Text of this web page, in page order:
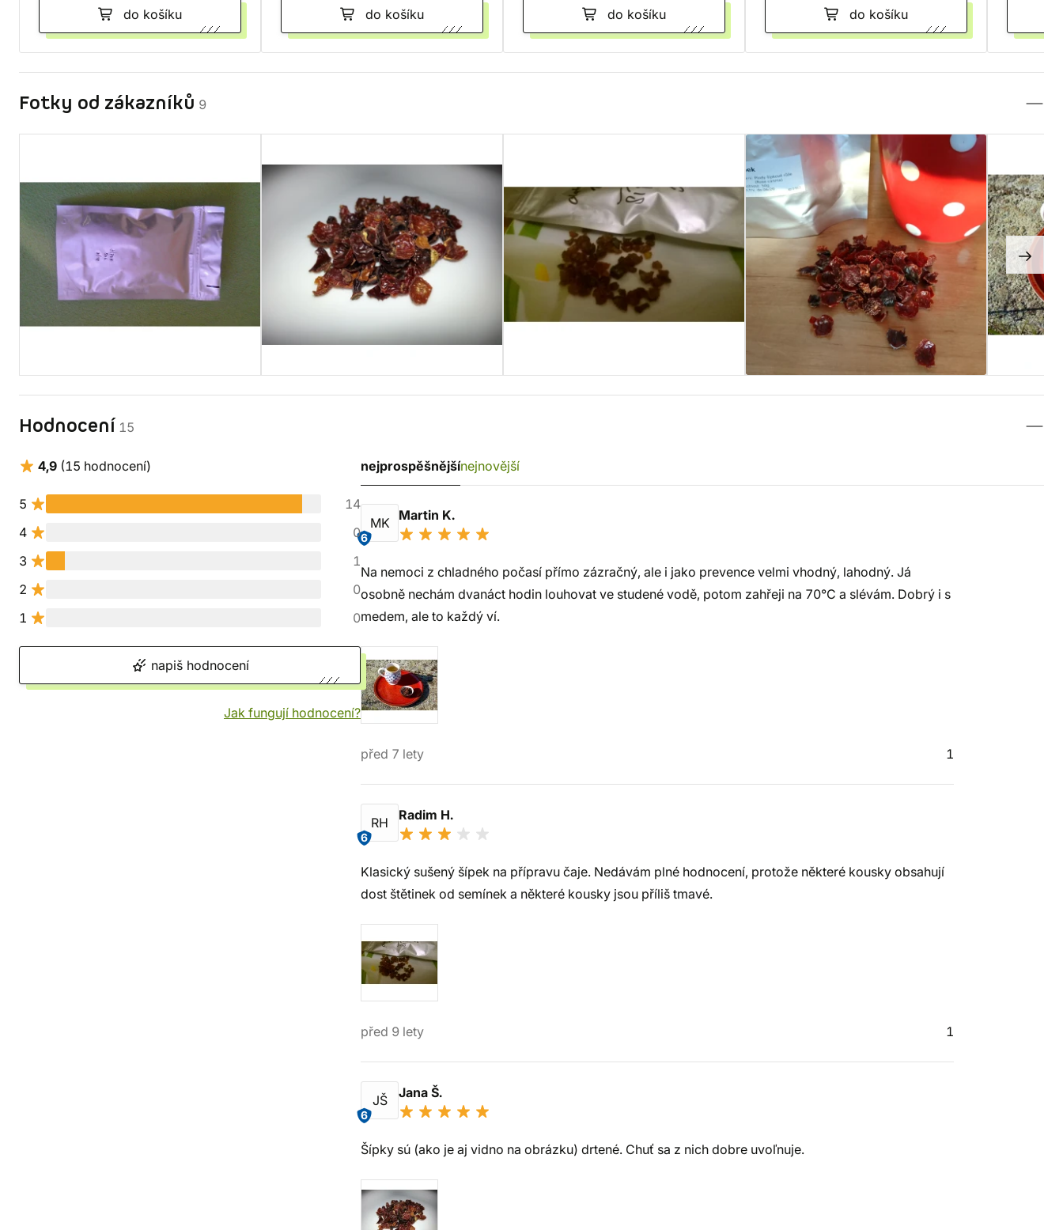
do košíku do košíku do košíku do košíku
Fotky od zákazníků 9
Hodnocení 15
4,9 (15 hodnocení)
5
14
4
0
3
1
2
0
1
0
napiš hodnocení
Jak fungují hodnocení?
nejprospěšnějšínejnovější
MK
6
Martin K.
Na nemoci z chladného počasí přímo zázračný, ale i jako prevence velmi vhodný, lahodný. Já
osobně nechám dvanáct hodin louhovat ve studené vodě, potom zahřeji na 70°C a slévám. Dobrý i s
medem, ale to každý ví.
před 7 lety 1
RH
6
Radim H.
Klasický sušený šípek na přípravu čaje. Nedávám plné hodnocení, protože některé kousky obsahují
dost štětinek od semínek a některé kousky jsou příliš tmavé.
před 9 lety 1
JŠ
6
Jana Š.
Šípky sú (ako je aj vidno na obrázku) drtené. Chuť sa z nich dobre uvoľnuje.